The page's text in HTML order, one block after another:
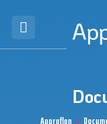
Approflon